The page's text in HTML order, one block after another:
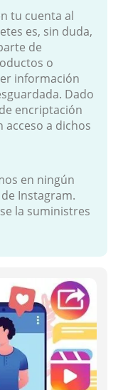
tu cuenta al
es, sin duda,
de
o
información
Dado
encriptación
a dichos
en ningún
Instagram.
la suministres